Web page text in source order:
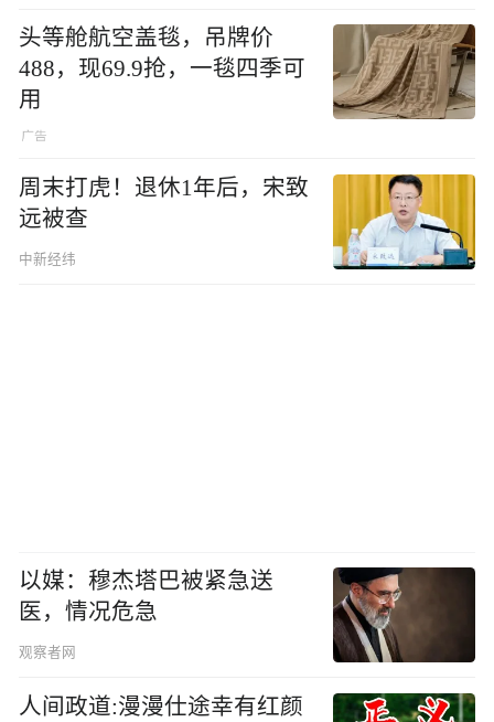
头等舱航空盖毯，吊牌价
488，现69.9抢，一毯四季可
用
周末打虎！退休1年后，宋致
远被查
中新经纬
以媒：穆杰塔巴被紧急送
医，情况危急
观察者网
人间政道:漫漫仕途幸有红颜